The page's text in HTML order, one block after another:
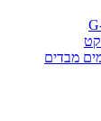
מבדים